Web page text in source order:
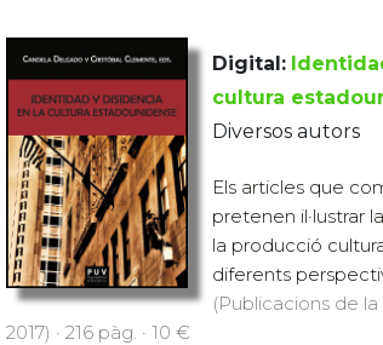
Digital:
cultura
Diversos autors
Els articles que
pretenen il·lustrar
la producció
diferents
(Publicacions de
2017) · 216 pàg. · 10 €